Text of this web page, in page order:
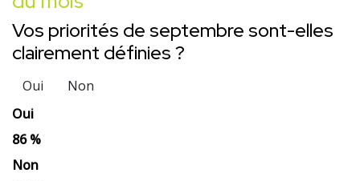
Vos priorités de septembre sont-elles
clairement définies ?
Oui
Non
Oui
86 %
Non